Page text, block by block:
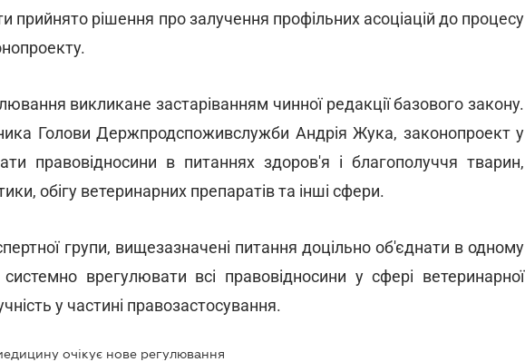
прийнято рішення про залучення профільних асоціацій до процесу
викликане застаріванням чинної редакції базового закону.
Голови Держпродспоживслужби Андрія Жука, законопроект у
правовідносини в питаннях здоров'я і благополуччя тварин,
обігу ветеринарних препаратів та інші сфери.
групи, вищезазначені питання доцільно об'єднати в одному
врегулювати всі правовідносини у сфері ветеринарної
у частині правозастосування.
очікує нове регулювання